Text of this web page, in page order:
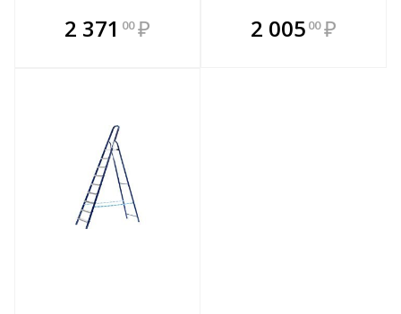
2 371 00 ₽
В комплекте
всегда выгоднее!
В комплекте
всегда выгоднее!
2 005 00 ₽